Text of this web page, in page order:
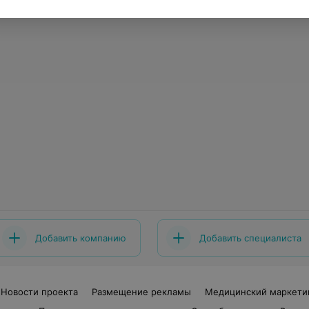
Добавить компанию Добавить специалиста
Новости проекта Размещение рекламы
Медицинский